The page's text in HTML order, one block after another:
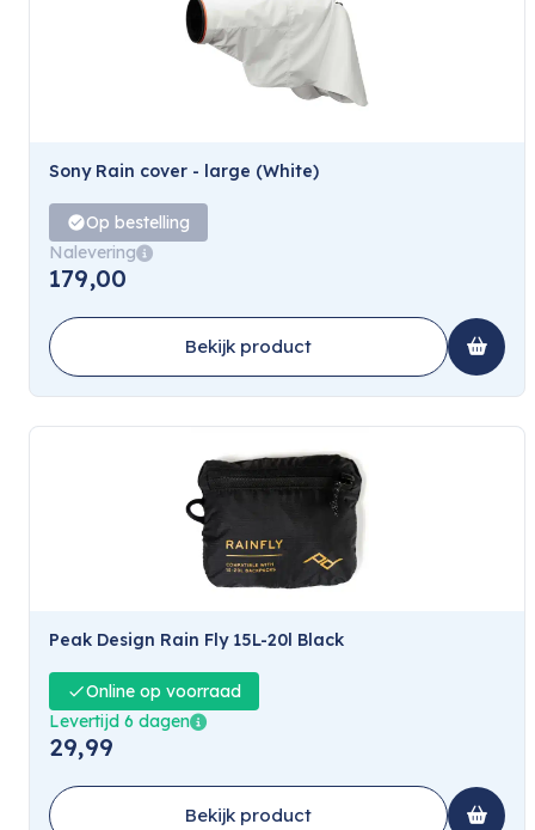
Sony Rain cover - large (White)
Op bestelling
Nalevering
179,00
Bekijk product
Peak Design Rain Fly 15L-20l Black
Online op voorraad
Levertijd 6 dagen
29,99
Bekijk product